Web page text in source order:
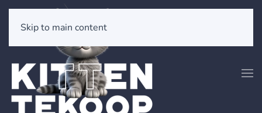
Skip to main content